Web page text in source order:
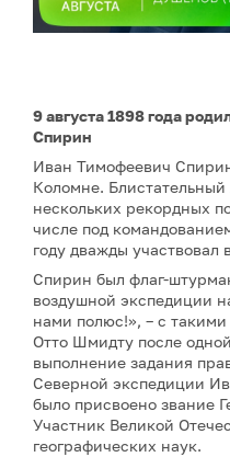
9 августа 1898 года
Спирин
Иван Тимофеевич
Коломне.
нескольких рекордных
числе под
году дважды участвовал
Спирин был флаг-
воздушной экспедиции
нами полюс!», – с
Отто Шмидту после
выполнение задания
Северной экспедиции
было присвоено звание
Участник Великой
географических наук.